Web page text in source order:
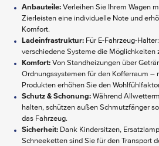
Anbauteile: Verleihen Sie Ihrem Wagen
Zierleisten eine individuelle Note und
Komfort.
Ladeinfrastruktur: Für E-Fahrzeug-
verschiedene Systeme die Möglichkeiten
Komfort: Von Standheizungen über
Ordnungssystemen für den Kofferraum –
Produkten erhöhen Sie den
Schutz & Schonung: Während
halten, schützen außen Schmutzfänger
das Fahrzeug.
Sicherheit: Dank Kindersitzen,
Schneeketten sind Sie für den Transport